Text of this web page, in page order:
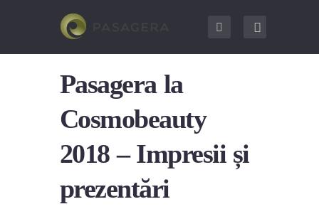
Pasagera la
Cosmobeauty
2018 – Impresii și
prezentări